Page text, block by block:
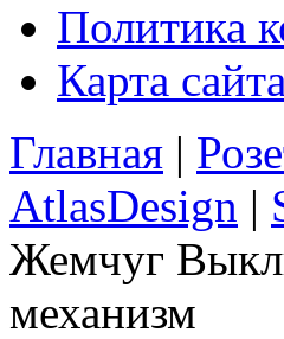
Политика
Карта сайта
Главная |
AtlasDesign |
Жемчуг
механизм